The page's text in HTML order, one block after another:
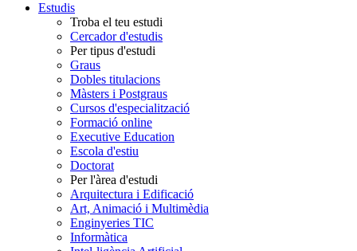
Estudis
Troba el teu estudi
Cercador d'estudis
Per tipus d'estudi
Graus
Dobles titulacions
Màsters i Postgraus
Cursos d'especialització
Formació online
Executive Education
Escola d'estiu
Doctorat
Per l'àrea d'estudi
Arquitectura i Edificació
Art, Animació i Multimèdia
Enginyeries TIC
Informàtica